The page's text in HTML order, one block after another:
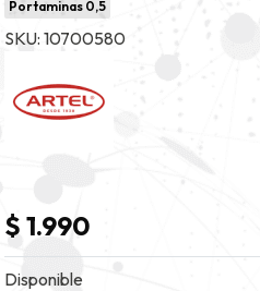
Portaminas 0,5
SKU: 10700580
$ 1.990
Disponible